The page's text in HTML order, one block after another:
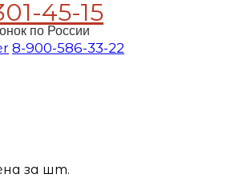
45-15
по России
8-900-586-33-22
за шт.